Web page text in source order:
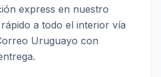
express en nuestro
a todo el interior vía
Uruguayo con